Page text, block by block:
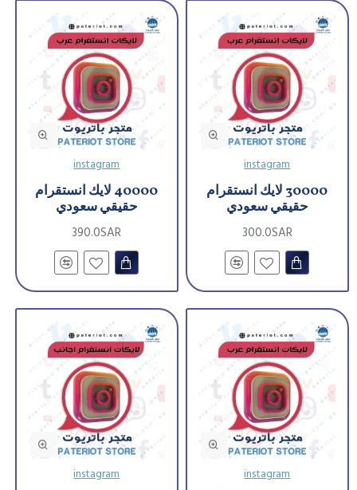
instagram
30000 لايك انستقرام
حقيقي سعودي
300.0SAR
instagram
40000 لايك انستقرام
حقيقي سعودي
390.0SAR
instagram
instagram